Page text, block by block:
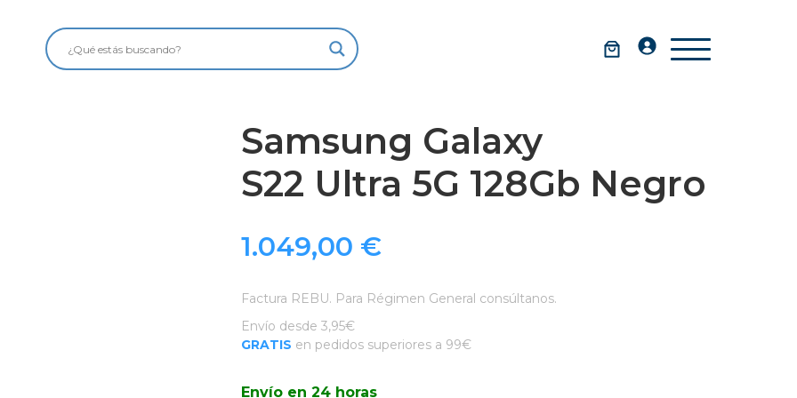
Samsung Galaxy
S22 Ultra 5G 128Gb Negro
1.049,00 €
Factura REBU. Para Régimen General consúltanos.
Envío desde 3,95€
GRATIS en pedidos superiores a 99€
Envío en 24 horas